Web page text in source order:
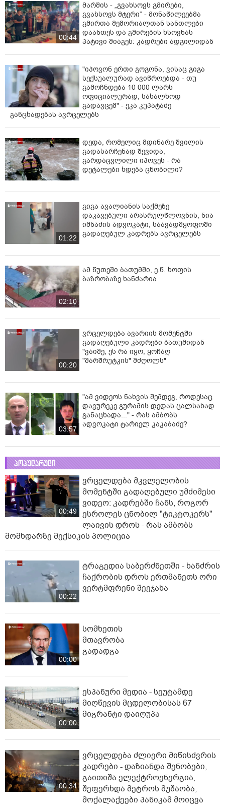
00:44
მარშის - „გვახსოვს გმირები,
გვახსოვს მტერი” - მონაწილეებმა
გმირთა მემორიალთან სანთლები
დაანთეს და გმირების ხსოვნას
პატივი მიაგეს: კადრები ადგილიდან
"იპოვონ ერთი გოგონა, ვისაც გიგა
სექსუალურად ავიწროებდა - თუ
გამოჩნდება 10 000 ლარს
ოფიციალურად, სახალხოდ
გადავცემ" - ეკა კუპატაძე
განცხადებას ავრცელებს
დედა, რომელიც მდინარე შვილის
გადასარჩენად შევიდა,
გარდაცვლილი იპოვეს - რა
დეტალები ხდება ცნობილი?
01:22
გიგა ავალიანის საქმეზე
დაკავებული არასრულწლოვნის, ნია
იმნაძის ადვოკატი, საავადმყოფოში
გადაღებულ კადრებს ავრცელებს
02:10
ამ წუთეში ბათუმში, ე.წ. ხოფის
ბაზრობაზე ხანძარია
00:20
ვრცელდება ავარიის მომენტში
გადაღებული კადრები ბათუმიდან -
"ვაიმე, ეს რა იყო, ყოჩაღ
"მარშრუტკის" მძღოლს"
03:57
"ამ ვიდეოს ნახვის შემდეგ, როდესაც
დავურეკე გურამის დედას ცალსახად
განაცხადა..." - რას ამბობს
ადვოკატი ტარიელ კაკაბაძე?
პოპულარული
00:49
ვრცელდება მკვლელობის
მომენტში გადაღებული უმძიმესი
ვიდეო: კადრებში ჩანს, როგორ
ესროლეს ცნობილ "ტიკტოკერს"
ლაივის დროს - რას ამბობს
მომხდარზე მექსიკის პოლიცია
00:22
ტრაგედია საბერძნეთში - ხანძრის
ჩაქრობის დროს ერთმანეთს ორი
ვერტმფრენი შეეჯახა
00:00
სომხეთის
მთავრობა
გადადგა
00:00
ესპანური მედია - სეუტამდე
მიღწევის მცდელობისას 67
მიგრანტი დაიღუპა
00:34
ვრცელდება ძლიერი მიწისძვრის
კადრები - დაზიანდა შენობები,
გაითიშა ელექტროენერგია,
შეფერხდა მეტროს მუშაობა,
მოქალაქეები პანიკამ მოიცვა